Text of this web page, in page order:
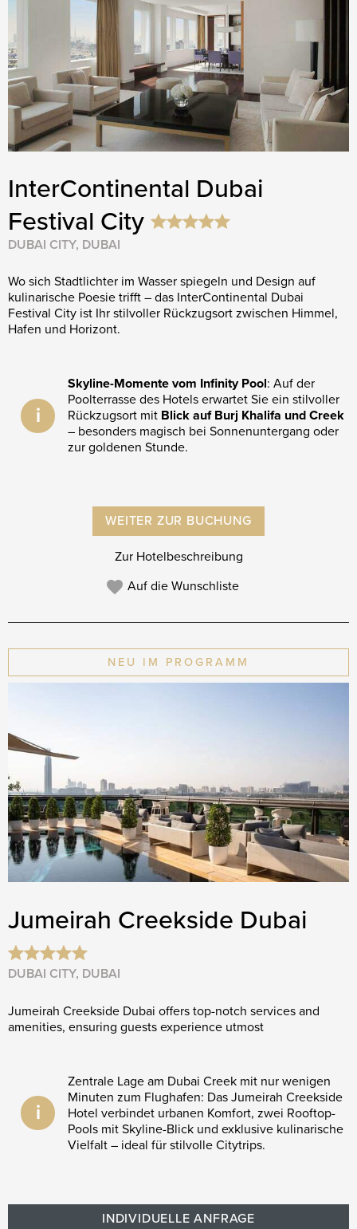
InterContinental Dubai
Festival City
DUBAI CITY, DUBAI
Wo sich Stadtlichter im Wasser spiegeln und Design auf
kulinarische Poesie trifft – das InterContinental Dubai
Festival City ist Ihr stilvoller Rückzugsort zwischen Himmel,
Hafen und Horizont.
i
Skyline-Momente vom Infinity Pool: Auf der
Poolterrasse des Hotels erwartet Sie ein stilvoller
Rückzugsort mit Blick auf Burj Khalifa und Creek
– besonders magisch bei Sonnenuntergang oder
zur goldenen Stunde.
WEITER ZUR BUCHUNG
Zur Hotelbeschreibung
Auf die Wunschliste
NEU IM PROGRAMM
Jumeirah Creekside Dubai
DUBAI CITY, DUBAI
Jumeirah Creekside Dubai offers top-notch services and
amenities, ensuring guests experience utmost
i
Zentrale Lage am Dubai Creek mit nur wenigen
Minuten zum Flughafen: Das Jumeirah Creekside
Hotel verbindet urbanen Komfort, zwei Rooftop-
Pools mit Skyline-Blick und exklusive kulinarische
Vielfalt – ideal für stilvolle Citytrips.
INDIVIDUELLE ANFRAGE